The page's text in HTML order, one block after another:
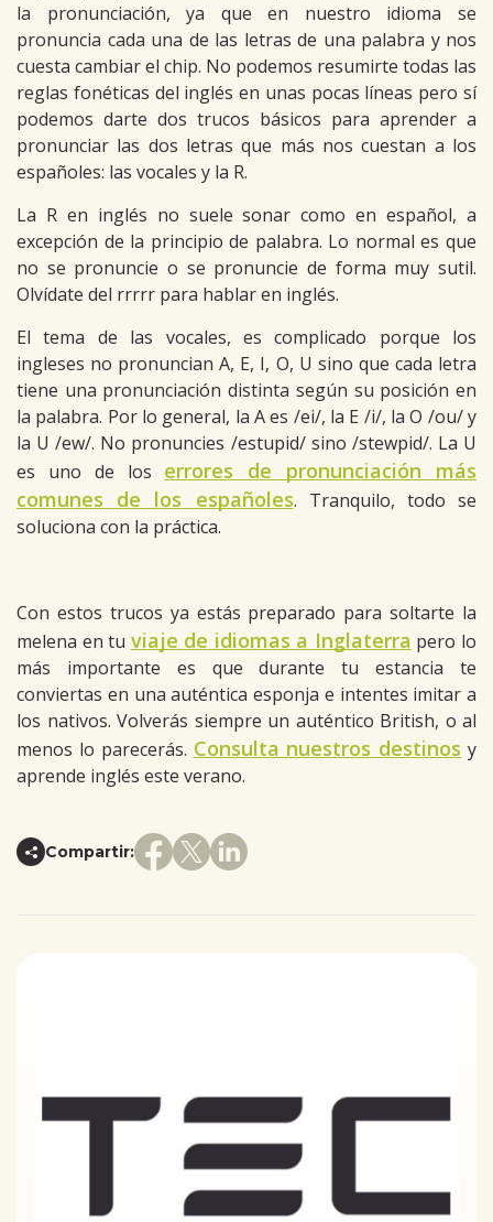
la pronunciación, ya que en nuestro idioma se
pronuncia cada una de las letras de una palabra y nos
cuesta cambiar el chip. No podemos resumirte todas las
reglas fonéticas del inglés en unas pocas líneas pero sí
podemos darte dos trucos básicos para aprender a
pronunciar las dos letras que más nos cuestan a los
españoles: las vocales y la R.
La R en inglés no suele sonar como en español, a
excepción de la principio de palabra. Lo normal es que
no se pronuncie o se pronuncie de forma muy sutil.
Olvídate del rrrrr para hablar en inglés.
El tema de las vocales, es complicado porque los
ingleses no pronuncian A, E, I, O, U sino que cada letra
tiene una pronunciación distinta según su posición en
la palabra. Por lo general, la A es /ei/, la E /i/, la O /ou/ y
la U /ew/. No pronuncies /estupid/ sino /stewpid/. La U
es uno de los errores de pronunciación más
comunes de los españoles. Tranquilo, todo se
soluciona con la práctica.
Con estos trucos ya estás preparado para soltarte la
melena en tu viaje de idiomas a Inglaterra pero lo
más importante es que durante tu estancia te
conviertas en una auténtica esponja e intentes imitar a
los nativos. Volverás siempre un auténtico British, o al
menos lo parecerás. Consulta nuestros destinos y
aprende inglés este verano.
Compartir: